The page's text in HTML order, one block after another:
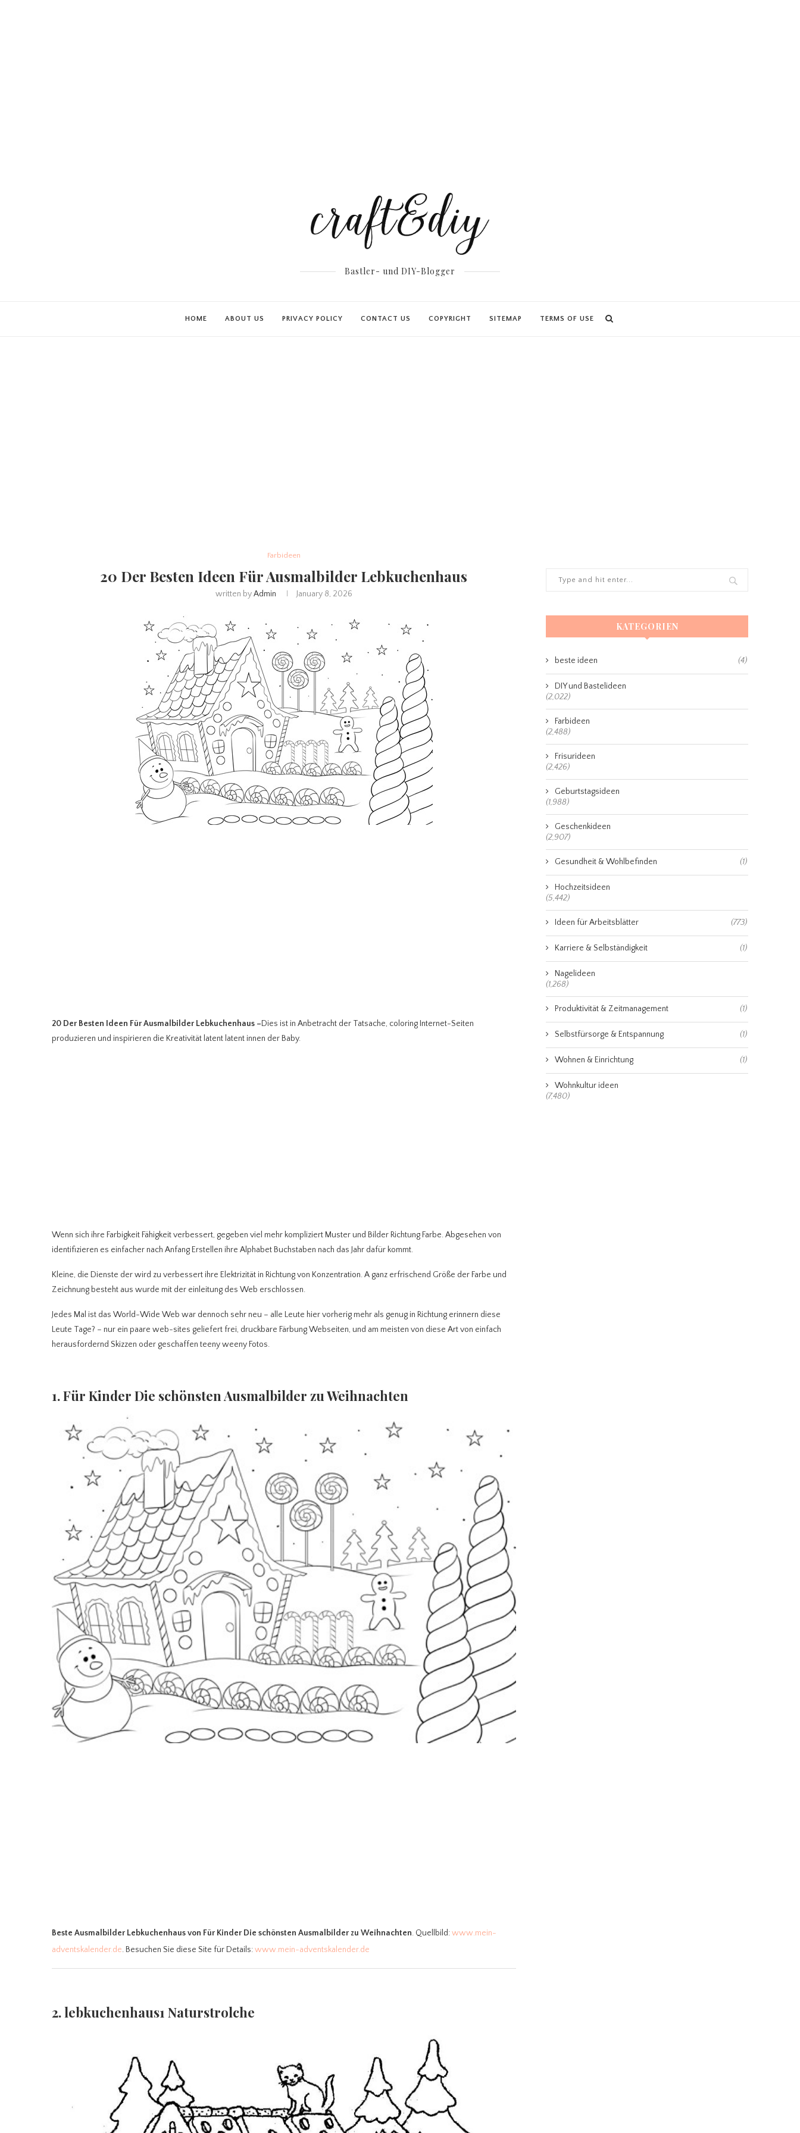
Bastler- und DIY-Blogger
HOME ABOUT US PRIVACY POLICY CONTACT US COPYRIGHT SITEMAP TERMS OF USE
Farbideen
20 Der Besten Ideen Für Ausmalbilder Lebkuchenhaus
written byAdmin January 8, 2026
20 Der Besten Ideen Für Ausmalbilder Lebkuchenhaus –Dies ist in Anbetracht der Tatsache, coloring Internet-Seiten
produzieren und inspirieren die Kreativität latent latent innen der Baby.
Wenn sich ihre Farbigkeit Fähigkeit verbessert, gegeben viel mehr kompliziert Muster und Bilder Richtung Farbe. Abgesehen von
identifizieren es einfacher nach Anfang Erstellen ihre Alphabet Buchstaben nach das Jahr dafür kommt.
Kleine, die Dienste der wird zu verbessert ihre Elektrizität in Richtung von Konzentration. A ganz erfrischend Größe der Farbe und
Zeichnung besteht aus wurde mit der einleitung des Web erschlossen.
Jedes Mal ist das World-Wide Web war dennoch sehr neu – alle Leute hier vorherig mehr als genug in Richtung erinnern diese
Leute Tage? – nur ein paare web-sites geliefert frei, druckbare Färbung Webseiten, und am meisten von diese Art von einfach
herausfordernd Skizzen oder geschaffen teeny weeny Fotos.
1. Für Kinder Die schönsten Ausmalbilder zu Weihnachten
Beste Ausmalbilder Lebkuchenhausvon Für Kinder Die schönsten Ausmalbilder zu Weihnachten. Quellbild:www.mein-
adventskalender.de. Besuchen Sie diese Site für Details:www.mein-adventskalender.de
2. lebkuchenhaus1 Naturstrolche
KATEGORIEN
beste ideen (4)
DIY und Bastelideen
(2,022)
Farbideen
(2,488)
Frisurideen
(2,426)
Geburtstagsideen
(1,988)
Geschenkideen
(2,907)
Gesundheit & Wohlbefinden (1)
Hochzeitsideen
(5,442)
Ideen für Arbeitsblätter (773)
Karriere & Selbständigkeit (1)
Nagelideen
(1,268)
Produktivität & Zeitmanagement (1)
Selbstfürsorge & Entspannung (1)
Wohnen & Einrichtung (1)
Wohnkultur ideen
(7,480)